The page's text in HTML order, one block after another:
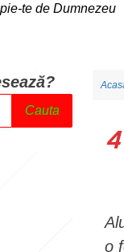
te de Dumnezeu
o
sează?
Cauta